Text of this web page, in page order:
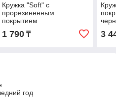
Кружка "Soft" с
прорезиненным
покрытием
1 790₸ 3
год